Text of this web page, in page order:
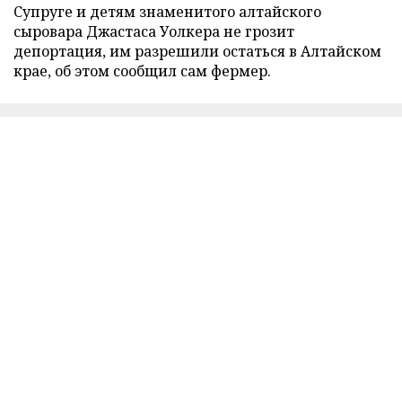
Супруге и детям знаменитого алтайского
сыровара Джастаса Уолкера не грозит
депортация, им разрешили остаться в Алтайском
крае, об этом сообщил сам фермер.